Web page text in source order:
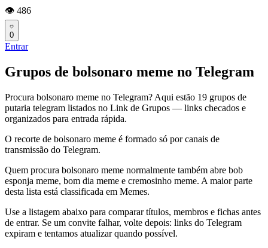
👁️ 486
0
Entrar
Grupos de bolsonaro meme no Telegram
Procura bolsonaro meme no Telegram? Aqui estão 19 grupos de
putaria telegram listados no Link de Grupos — links checados e
organizados para entrada rápida.
O recorte de bolsonaro meme é formado só por canais de
transmissão do Telegram.
Quem procura bolsonaro meme normalmente também abre bob
esponja meme, bom dia meme e cremosinho meme. A maior parte
desta lista está classificada em Memes.
Use a listagem abaixo para comparar títulos, membros e fichas antes
de entrar. Se um convite falhar, volte depois: links do Telegram
expiram e tentamos atualizar quando possível.